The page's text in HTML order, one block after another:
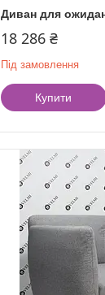
Диван для
18 286 ₴
Під замовлення
Купити